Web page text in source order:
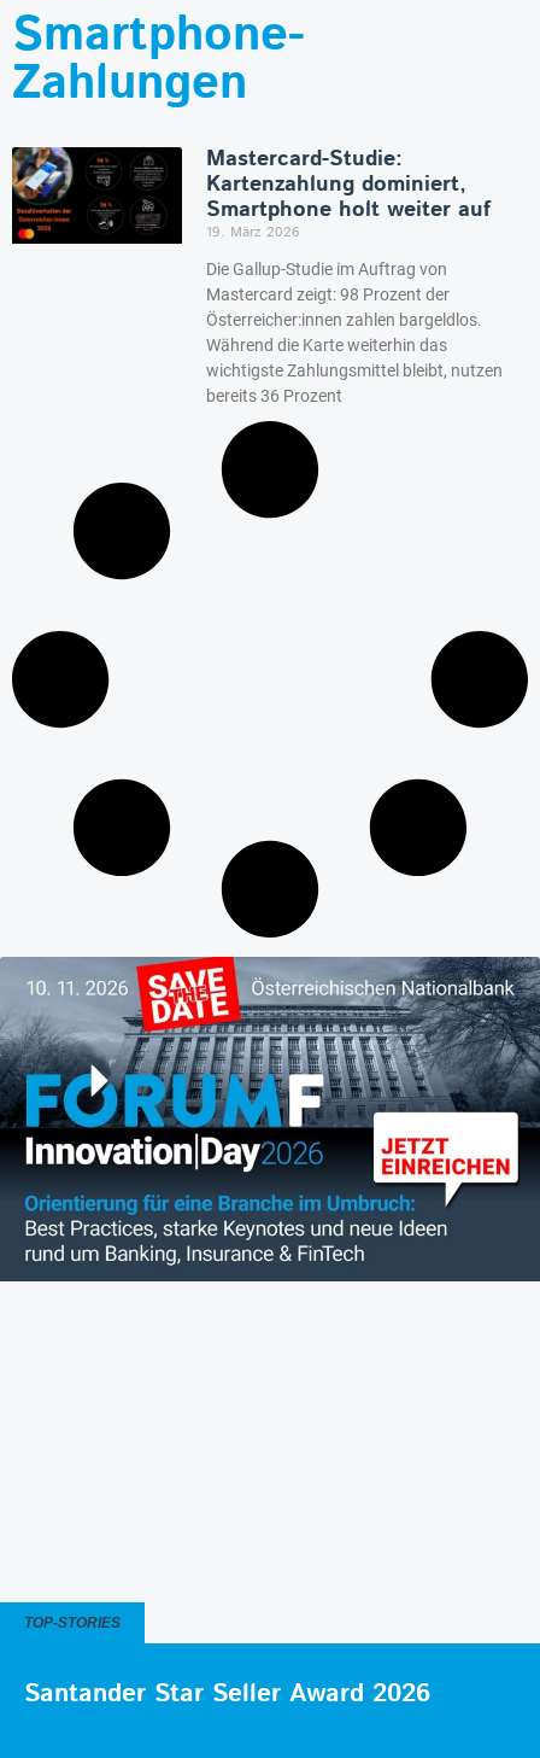
Smartphone-
Zahlungen
Mastercard-Studie:
Kartenzahlung dominiert,
Smartphone holt weiter auf
19. März 2026
Die Gallup-Studie im Auftrag von
Mastercard zeigt: 98 Prozent der
Österreicher:innen zahlen bargeldlos.
Während die Karte weiterhin das
wichtigste Zahlungsmittel bleibt, nutzen
bereits 36 Prozent
TOP-STORIES
Santander Star Seller Award 2026